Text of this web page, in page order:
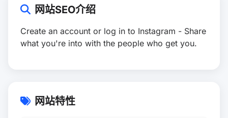
网站SEO介绍
Create an account or log in to Instagram - Share
what you're into with the people who get you.
网站特性